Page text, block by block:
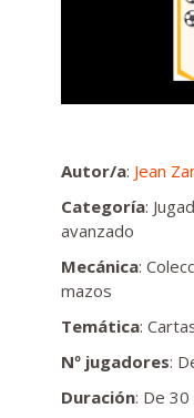
Autor/a: Jean
Categoría:
avanzado
Mecánica:
mazos
Temática:
Nº jugadores:
Duración: De